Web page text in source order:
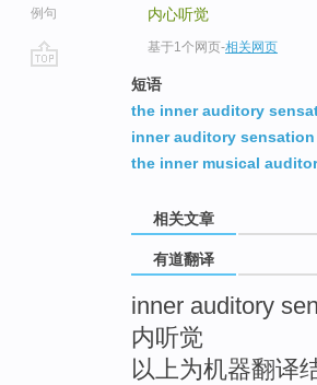
例句
内心听觉
基于1个网页-相关网页
短语
the inner auditory
inner auditory
the inner musical
相关文章
有道翻译
inner auditory
内听觉
以上为机器翻译